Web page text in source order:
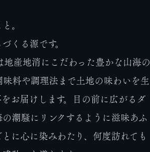
。
くる源です。
産地消にこだわった豊かな山海の
料や調理法まで土地の味わいを生
お届けします。目の前に広がるダ
潮騒にリンクするように滋味あふ
に心に染みわたり、何度訪れても